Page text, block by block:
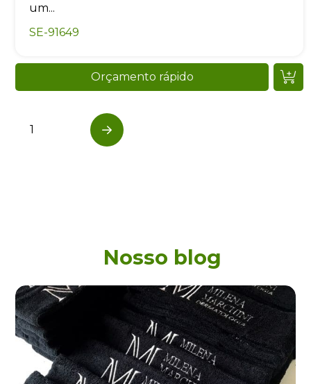
um...
SE-91649
Orçamento rápido
1 Next
Nosso blog